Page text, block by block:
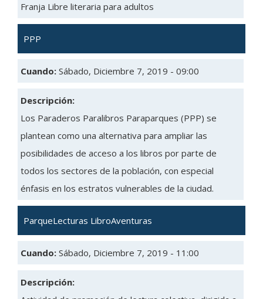
Franja Libre literaria para adultos
PPP
Cuando: Sábado, Diciembre 7, 2019 - 09:00
Descripción:
Los Paraderos Paralibros Paraparques (PPP) se
plantean como una alternativa para ampliar las
posibilidades de acceso a los libros por parte de
todos los sectores de la población, con especial
énfasis en los estratos vulnerables de la ciudad.
ParqueLecturas LibroAventuras
Cuando: Sábado, Diciembre 7, 2019 - 11:00
Descripción: